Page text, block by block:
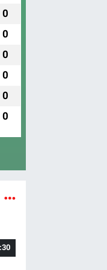
0
0
0
0
0
0